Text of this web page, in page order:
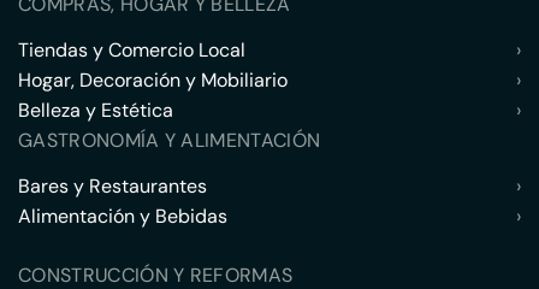
Tiendas y Comercio Local
›
Hogar, Decoración y Mobiliario
›
Belleza y Estética
›
GASTRONOMÍA Y ALIMENTACIÓN
Bares y Restaurantes
›
Alimentación y Bebidas
›
CONSTRUCCIÓN Y REFORMAS